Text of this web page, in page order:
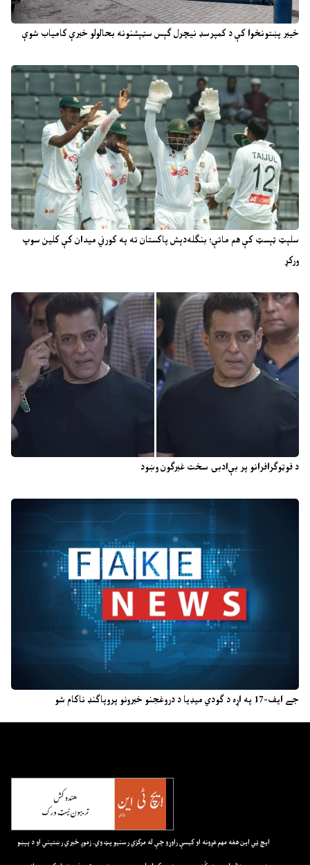
خیبر پښتونخوا کې د کمپرسډ نیچرل ګېس سټېشنونه بحالولو خبرې کامیاب شوې
سلېټ ټېسټ کې هم ماتې؛ بنګله‌دېش پاکستان ته په کورني میدان کې کلین سوپ
ورکړ
د فوټوګرافرانو پر بې‌ادبۍ سخت غبرګون وښود
جے ایف-17 په اړه د ګودي میډیا د دروغجنو خبرونو پروپاګنډ ناکام شو
ايچ ټي اين هغه مهم غږونه او کيسې راوړو چې له مرکزي رسنيو پټ وي. زموږ خبري رښتيني او د پېښو